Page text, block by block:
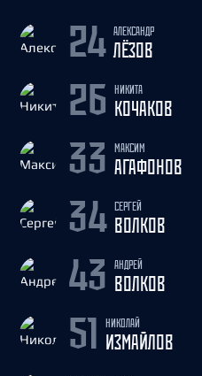
24 АЛЕКСАНДР
ЛЁЗОВ
26 НИКИТА
КОЧАКОВ
33 МАКСИМ
АГАФОНОВ
34 СЕРГЕЙ
ВОЛКОВ
43 АНДРЕЙ
ВОЛКОВ
51 НИКОЛАЙ
ИЗМАЙЛОВ